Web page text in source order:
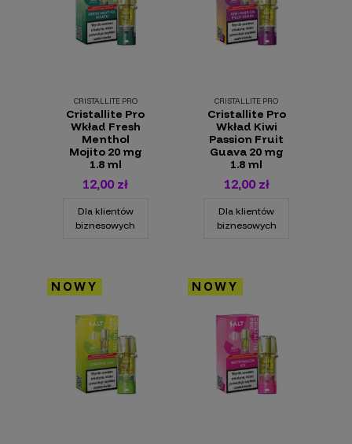
CRISTALLITE PRO
Cristallite Pro
Wkład Fresh
Menthol
Mojito 20 mg
1.8 ml
12,00 zł
Dla klientów
biznesowych
CRISTALLITE PRO
Cristallite Pro
Wkład Kiwi
Passion Fruit
Guava 20 mg
1.8 ml
12,00 zł
Dla klientów
biznesowych
NOWY NOWY